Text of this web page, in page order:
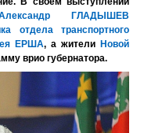
ГЛАДЫШЕВ
отдела транспортного
ЕРША, а жители Новой
врио губернатора.